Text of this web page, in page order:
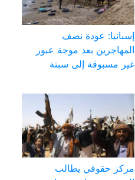
إسبانيا: عودة نصف
المهاجرين بعد موجة عبور
غير مسبوقة إلى سبتة
مركز حقوقي يطالب